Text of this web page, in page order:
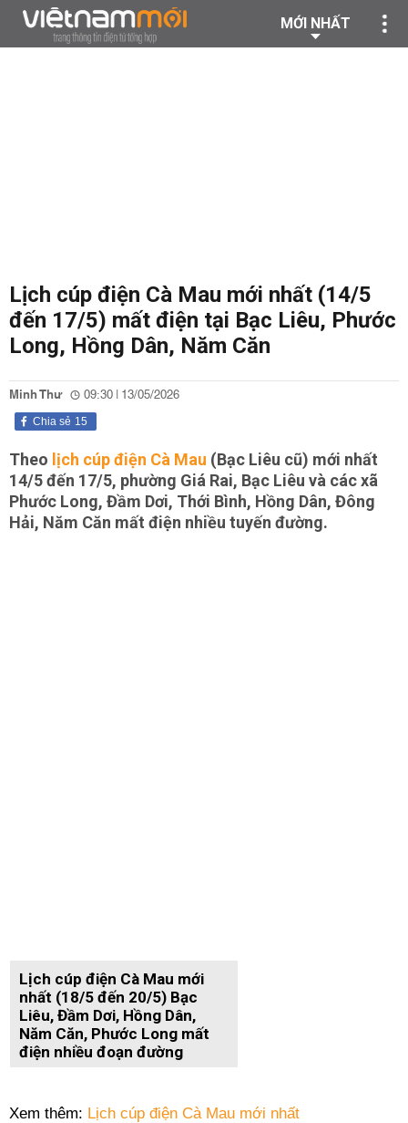
MỚI NHẤT
Lịch cúp điện Cà Mau mới nhất (14/5
đến 17/5) mất điện tại Bạc Liêu, Phước
Long, Hồng Dân, Năm Căn
Minh Thư 09:30 | 13/05/2026
15
Chia sẻ
Theo lịch cúp điện Cà Mau (Bạc Liêu cũ) mới nhất
14/5 đến 17/5, phường Giá Rai, Bạc Liêu và các xã
Phước Long, Đầm Dơi, Thới Bình, Hồng Dân, Đông
Hải, Năm Căn mất điện nhiều tuyến đường.
Lịch cúp điện Cà Mau mới
nhất (18/5 đến 20/5) Bạc
Liêu, Đầm Dơi, Hồng Dân,
Năm Căn, Phước Long mất
điện nhiều đoạn đường
Xem thêm: Lịch cúp điện Cà Mau mới nhất